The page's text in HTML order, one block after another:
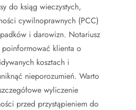
do ksiąg wieczystych,
cywilnoprawnych (PCC)
i darowizn. Notariusz
poinformować klienta o
kosztach i
nieporozumień. Warto
wyliczenie
przed przystąpieniem do